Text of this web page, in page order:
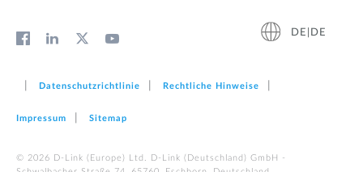
DE|DE
Datenschutzrichtlinie Rechtliche Hinweise
Impressum Sitemap
© 2026 D‑Link (Europe) Ltd. D-Link (Deutschland) GmbH -